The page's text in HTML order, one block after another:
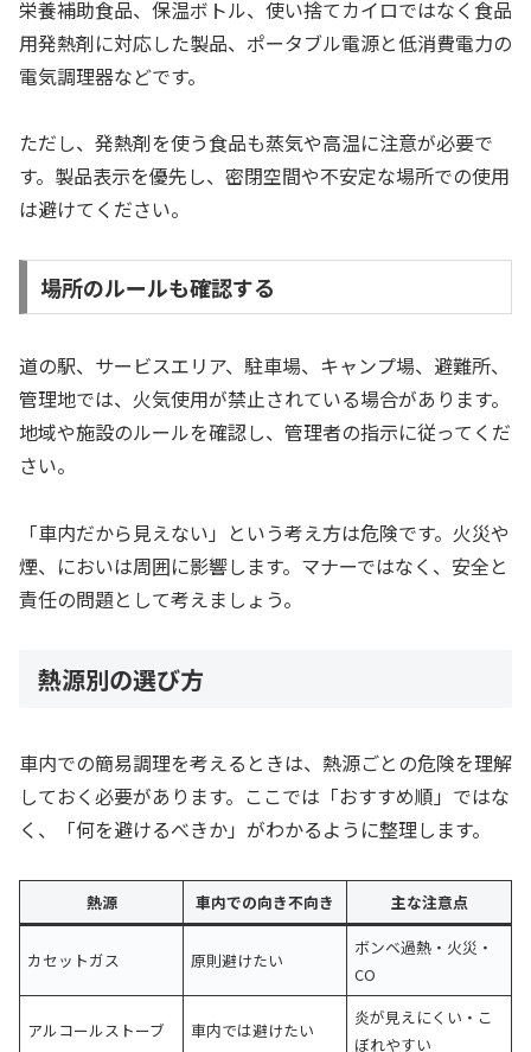
栄養補助食品、保温ボトル、使い捨てカイロではなく食品
用発熱剤に対応した製品、ポータブル電源と低消費電力の
電気調理器などです。
ただし、発熱剤を使う食品も蒸気や高温に注意が必要で
す。製品表示を優先し、密閉空間や不安定な場所での使用
は避けてください。
場所のルールも確認する
道の駅、サービスエリア、駐車場、キャンプ場、避難所、
管理地では、火気使用が禁止されている場合があります。
地域や施設のルールを確認し、管理者の指示に従ってくだ
さい。
「車内だから見えない」という考え方は危険です。火災や
煙、においは周囲に影響します。マナーではなく、安全と
責任の問題として考えましょう。
熱源別の選び方
車内での簡易調理を考えるときは、熱源ごとの危険を理解
しておく必要があります。ここでは「おすすめ順」ではな
く、「何を避けるべきか」がわかるように整理します。
熱源 車内での向き不向き 主な注意点
カセットガス 原則避けたい
ボンベ過熱・火災・
CO
アルコールストーブ 車内では避けたい
炎が見えにくい・こ
ぼれやすい